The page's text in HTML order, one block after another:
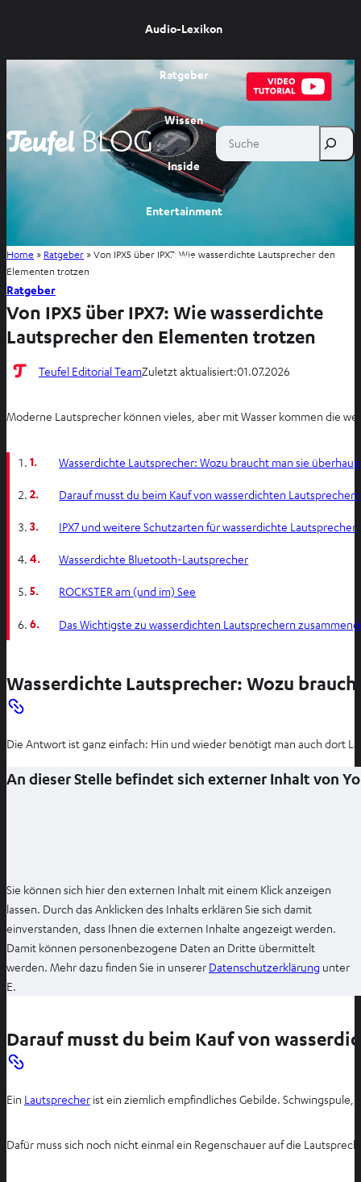
Audio-Lexikon
Ratgeber
Wissen
Inside
Entertainment
Shop
Suche
Home » Ratgeber »Von IPX5 über IPX7: Wie wasserdichte Lautsprecher den
Elementen trotzen
Ratgeber
Von IPX5 über IPX7: Wie wasserdichte
Lautsprecher den Elementen trotzen
Teufel Editorial TeamZuletzt aktualisiert:01.07.2026
Moderne Lautsprecher können vieles, aber mit Wasser kommen die
1. Wasserdichte Lautsprecher: Wozu braucht man sie
2. Darauf musst du beim Kauf von wasserdichten
3. IPX7 und weitere Schutzarten für wasserdichte Lautsprecher
4. Wasserdichte Bluetooth-Lautsprecher
5. ROCKSTER am (und im) See
6. Das Wichtigste zu wasserdichten Lautsprechern
Wasserdichte Lautsprecher: Wozu
Die Antwort ist ganz einfach: Hin und wieder benötigt man auch dort
An dieser Stelle befindet sich externer Inhalt von
Sie können sich hier den externen Inhalt mit einem Klick anzeigen
lassen. Durch das Anklicken des Inhalts erklären Sie sich damit
einverstanden, dass Ihnen die externen Inhalte angezeigt werden.
Damit können personenbezogene Daten an Dritte übermittelt
werden. Mehr dazu finden Sie in unserer Datenschutzerklärung
u
T
b
unter
E.
Darauf musst du beim Kauf von
Ein Lautsprecher ist ein ziemlich empfindliches Gebilde.
Dafür muss sich noch nicht einmal ein Regenschauer auf die